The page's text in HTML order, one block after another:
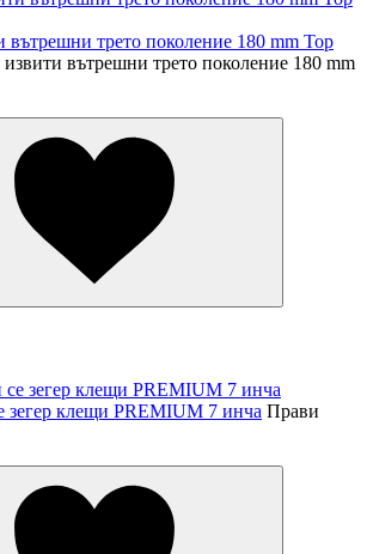
вътрешни трето поколение 180 mm Top
вътрешни трето поколение 180 mm
зегер клещи PREMIUM 7 инча Прави